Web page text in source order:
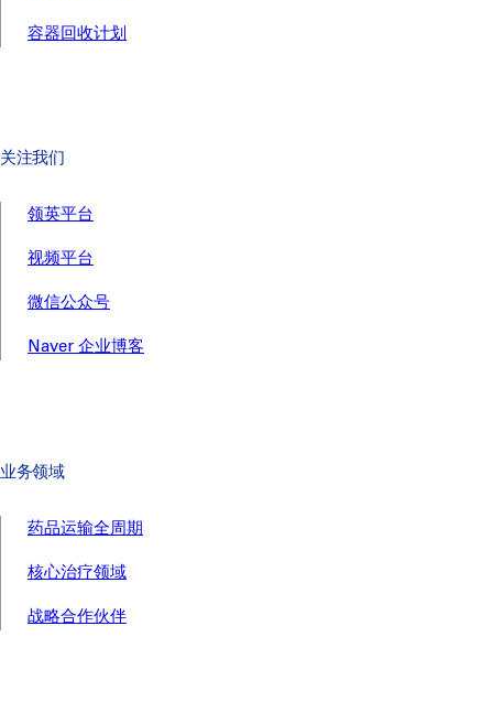
容器回收计划
关注我们
领英平台
视频平台
微信公众号
Naver 企业博客
业务领域
药品运输全周期
核心治疗领域
战略合作伙伴